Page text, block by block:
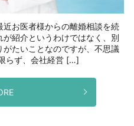
お医者様からの離婚相談を続
紹介というわけではなく、別
たいことなのですが、不思議
らず、会社経営 […]